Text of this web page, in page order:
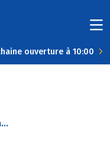
ouverture à 10:00